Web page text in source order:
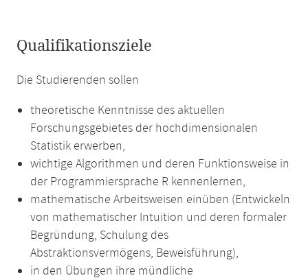
Qualifikationsziele
Die Studierenden sollen
theoretische Kenntnisse des aktuellen
Forschungsgebietes der hochdimensionalen
Statistik erwerben,
wichtige Algorithmen und deren Funktionsweise in
der Programmiersprache R kennenlernen,
mathematische Arbeitsweisen einüben (Entwickeln
von mathematischer Intuition und deren formaler
Begründung, Schulung des
Abstraktionsvermögens, Beweisführung),
in den Übungen ihre mündliche